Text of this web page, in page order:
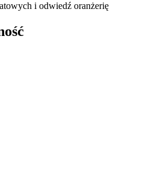
i odwiedź oranżerię